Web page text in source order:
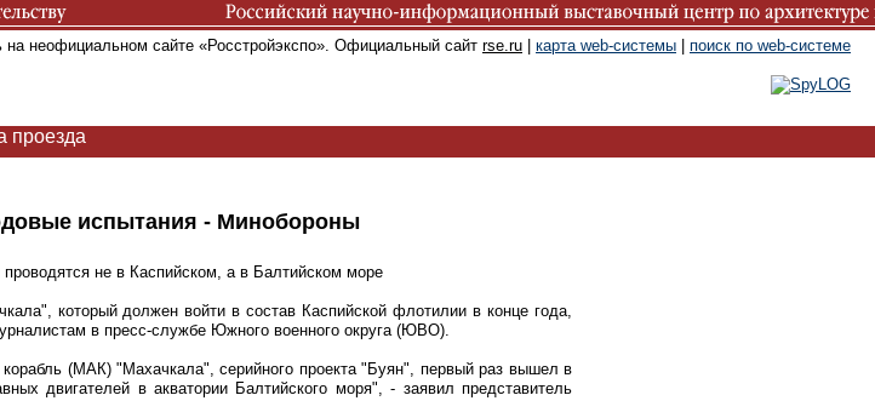
на неофициальном сайте «Росстройэкспо». Официальный сайт rse.ru карта web-системы поиск по web-системе
проезда
испытания - Минобороны
не в Каспийском, а в Балтийском море
который должен войти в состав Каспийской флотилии в конце года,
в пресс-службе Южного военного округа (ЮВО).
(МАК) "Махачкала", серийного проекта "Буян", первый раз вышел в
двигателей в акватории Балтийского моря", - заявил представитель